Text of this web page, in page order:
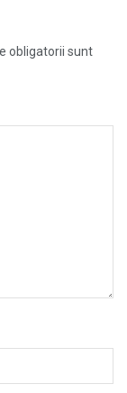
obligatorii sunt